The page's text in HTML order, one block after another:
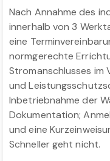
Nach Annahme des
innerhalb von 3
eine
normgerechte
Stromanschlusses im
und
Inbetriebnahme der
Dokumentation;
und eine
Schneller geht nicht.